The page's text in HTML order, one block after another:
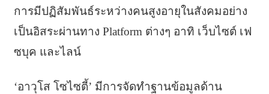
การมีปฏิสัมพันธ์ระหว่างคนสูงอายุในสังคมอย่าง
เป็นอิสระผ่านทาง Platform ต่างๆ อาทิ เว็บไซต์ เฟ
ซบุค และไลน์
‘อาวุโส โซไซตี้’ มีการจัดทำฐานข้อมูลด้าน